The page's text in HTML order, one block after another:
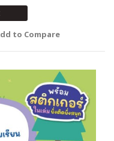
to Compare